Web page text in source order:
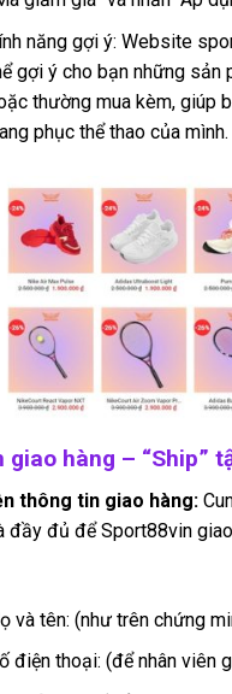
năng gợi ý: Website
gợi ý cho bạn những sản
thường mua kèm, giúp
phục thể thao của mình.
giao hàng – “Ship”
thông tin giao hàng:
đầy đủ để Sport88vin
và tên: (như trên chứng
điện thoại: (để nhân viên